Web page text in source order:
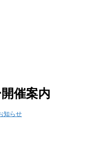
開催案内
知らせ